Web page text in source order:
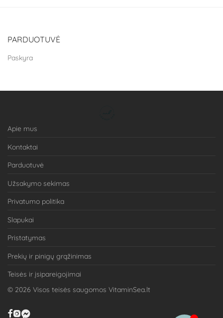
PARDUOTUVĖ
Paskyra
Apie mus
Kontaktai
Parduotuvė
Užsakymo sekimas
Privatumo politika
Slapukai
Pristatymas
Prekių ir pinigų grąžinimas
Teisės ir įsipareigojimai
© 2026 Visos teisės saugomos VitaminSea.lt